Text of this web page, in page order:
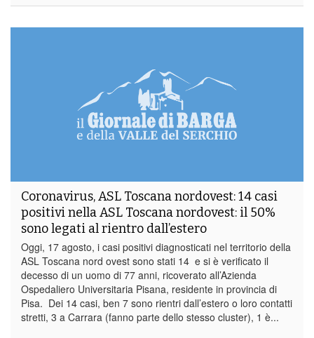
Coronavirus, ASL Toscana nordovest: 14 casi
positivi nella ASL Toscana nordovest: il 50%
sono legati al rientro dall’estero
Oggi, 17 agosto, i casi positivi diagnosticati nel territorio della
ASL Toscana nord ovest sono stati 14 e si è verificato il
decesso di un uomo di 77 anni, ricoverato all’Azienda
Ospedaliero Universitaria Pisana, residente in provincia di
Pisa. Dei 14 casi, ben 7 sono rientri dall’estero o loro contatti
stretti, 3 a Carrara (fanno parte dello stesso cluster), 1 è...